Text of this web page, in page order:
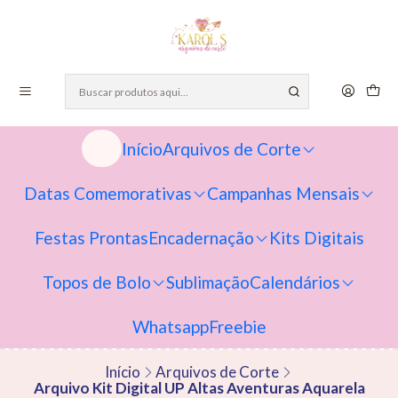
InícioArquivos de Corte
Datas Comemorativas Campanhas Mensais
Festas ProntasEncadernação Kits Digitais
Topos de Bolo SublimaçãoCalendários
WhatsappFreebie
Início
Arquivos de Corte
Arquivo Kit Digital UP Altas Aventuras Aquarela